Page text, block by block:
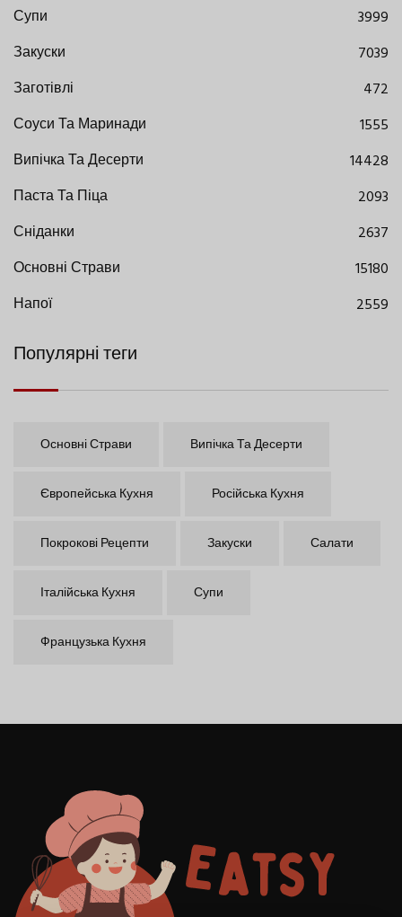
Супи
3999
Закуски
7039
Заготівлі
472
Соуси Та Маринади
1555
Випічка Та Десерти
14428
Паста Та Піца
2093
Сніданки
2637
Основні Страви
15180
Напої
2559
Популярні теги
Основні Страви Випічка Та Десерти
Європейська Кухня Російська Кухня
Покрокові Рецепти Закуски Салати
Італійська Кухня Супи
Французька Кухня